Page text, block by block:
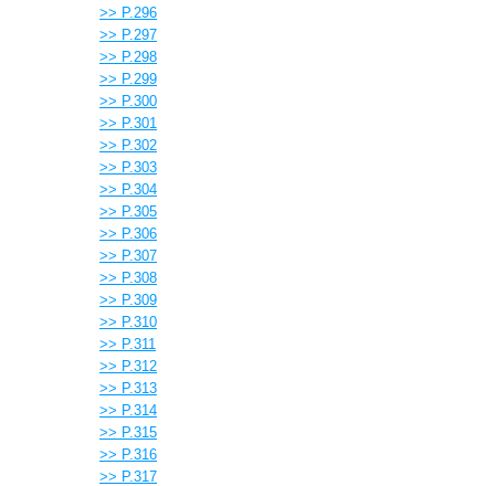
>> P.296
>> P.297
>> P.298
>> P.299
>> P.300
>> P.301
>> P.302
>> P.303
>> P.304
>> P.305
>> P.306
>> P.307
>> P.308
>> P.309
>> P.310
>> P.311
>> P.312
>> P.313
>> P.314
>> P.315
>> P.316
>> P.317